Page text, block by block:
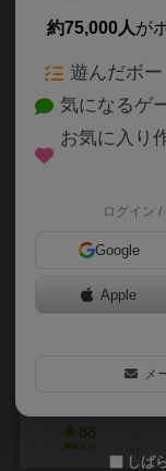
貴方は「お上品」に
山札からカードを引
ドには得点が書かれ
ー」が書かれたもの
飯島 修（Osamu
ボボン・ボン・
86
興味あり
約75,000人が
遊んだボ
気になるゲ
お気に入り
ログイン /
Google
Apple
メ
しば